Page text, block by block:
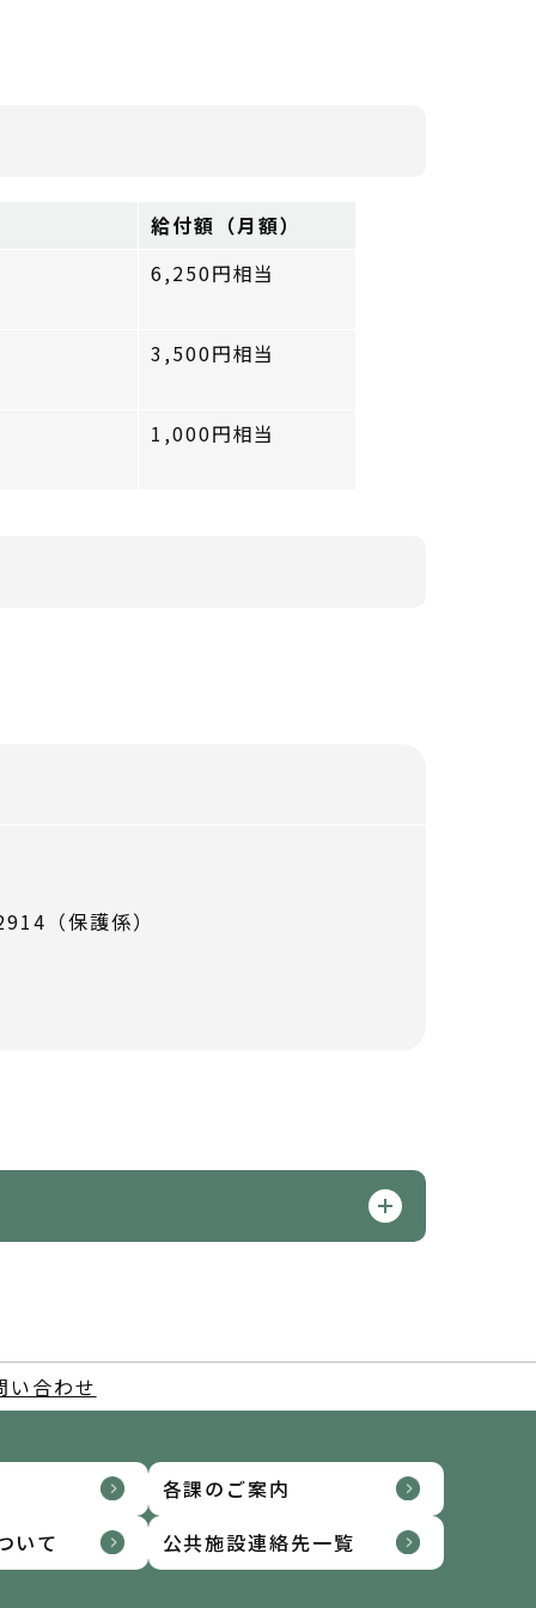
給付額（月額）
6,250円相当
3,500円相当
1,000円相当
（保護係）
い合わせ
各課のご案内
いて
公共施設連絡先一覧